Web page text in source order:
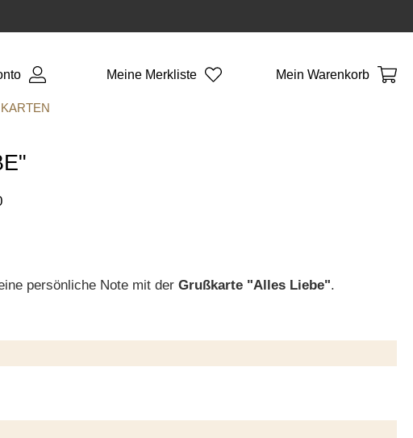
Meine Merkliste Mein Warenkorb
KARTEN
persönliche Note mit der Grußkarte "Alles Liebe".